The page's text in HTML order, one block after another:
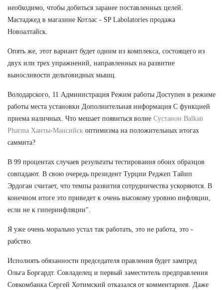
необходимо, чтобы добиться заранее поставленных целей.
Мастаджед в магазине Котлас - SP Labolatories продажа
Новоалтайск.
Опять же, этот вариант будет одним из комплекса, состоящего из
двух или трех упражнений, направленных на развитие
выносливости дельтовидных мышц.
Володарского, 11 Администрация Режим работы Доступен в режиме
работы места установки Дополнительная информация С функцией
приема наличных. Что мешает появиться волне Сустанон Balkan
Pharma Ханты-Мансийск оптимизма на положительных итогах
саммита?
В 99 процентах случаев результаты тестирования обоих образцов
совпадают. В свою очередь президент Турции Реджеп Тайип
Эрдоган считает, что темпы развития сотрудничества ускоряются. В
конечном итоге это приведет к очень высокому уровню инфляции,
если не к гиперинфляции".
Я уже очень морально устал так работать, это не работа, это -
рабство.
Исполнять обязанности председателя правления будет зампред
Ольга Боргардт. Совладелец и первый заместитель предправления
Совкомбанка Сергей Хотимский отказался от комментариев. Даже